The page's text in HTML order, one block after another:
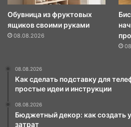
Обувница из фруктовых
ящиков своими руками
08.08.2026
08.08.2026
Как сделать подставку для
простые идеи и инструкции
08.08.2026
Бюджетный декор: как создать
затрат